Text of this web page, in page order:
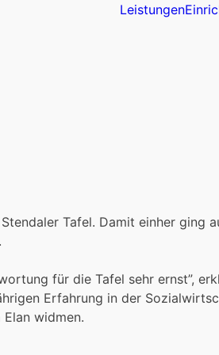
Leistungen
Tafel. Damit einher
für die Tafel sehr ernst”,
Erfahrung in der
widmen.